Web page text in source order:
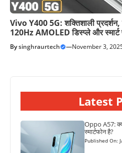
Vivo Y400 5G: शक्तिशाली
120Hz AMOLED डिस्प्ले और स्मार्ट
Bysinghraurtech —November 3,
Latest
Oppo A57:
स्मार्टफोन है?
Published On: